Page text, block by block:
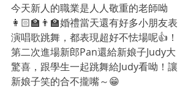
今天新人的職業是人人敬重的老師呦
👩🏻‍🏫👨‍🏫婚禮當天還有好多小朋友表
演唱歌跳舞，都表現超好不怯場呢👍！
第二次進場新郎Pan還給新娘子Judy大
驚喜，跟學生一起跳舞給Judy看呦！讓
新娘子笑的合不攏嘴～😁